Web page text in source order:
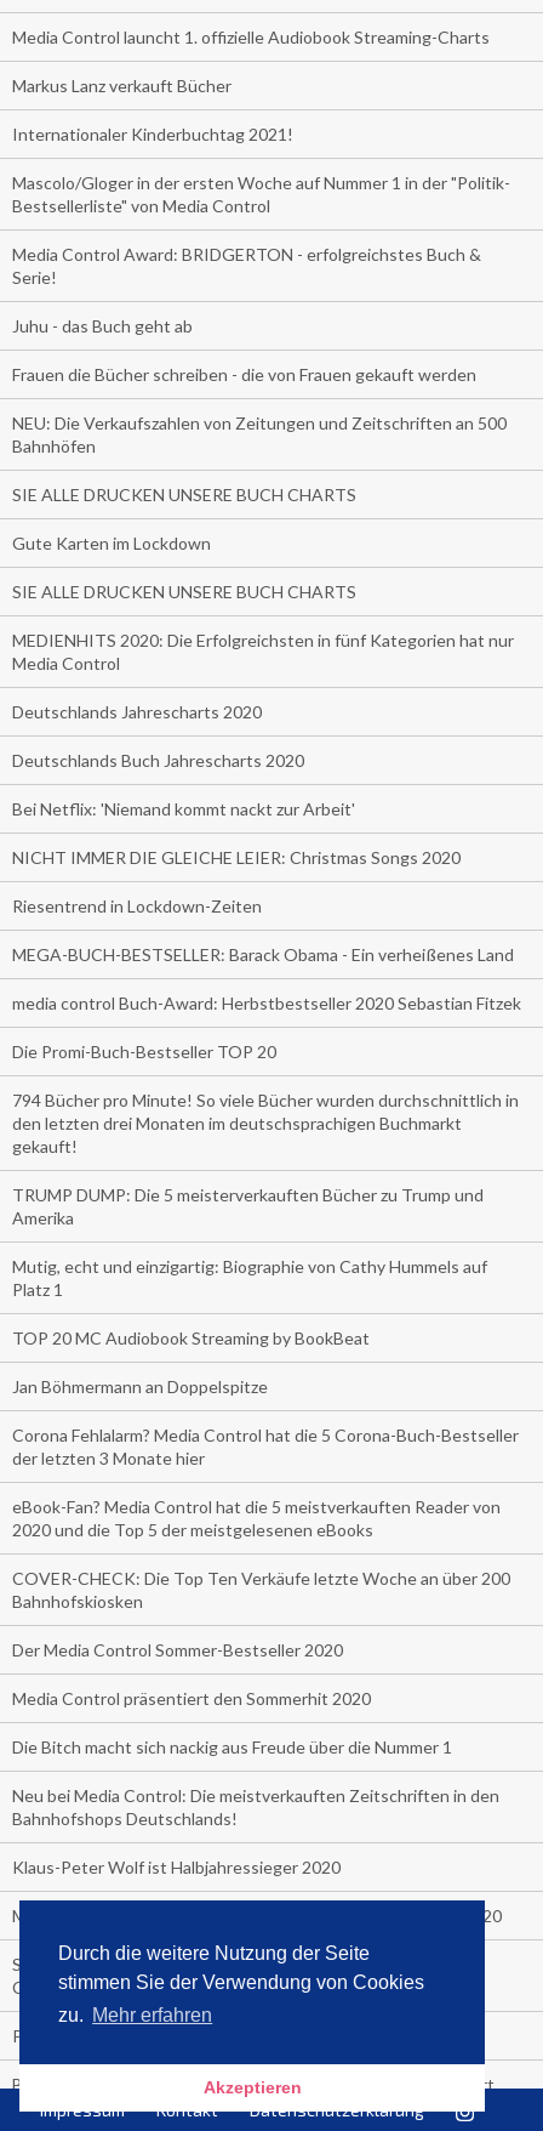
Durch die weitere Nutzung der Seite
stimmen Sie der Verwendung von Cookies
zu. Mehr erfahren
Akzeptieren
Media Control launcht 1. offizielle Audiobook Streaming-Charts
Markus Lanz verkauft Bücher
Internationaler Kinderbuchtag 2021!
Mascolo/Gloger in der ersten Woche auf Nummer 1 in der "Politik-
Bestsellerliste" von Media Control
Media Control Award: BRIDGERTON - erfolgreichstes Buch &
Serie!
Juhu - das Buch geht ab
Frauen die Bücher schreiben - die von Frauen gekauft werden
NEU: Die Verkaufszahlen von Zeitungen und Zeitschriften an 500
Bahnhöfen
SIE ALLE DRUCKEN UNSERE BUCH CHARTS
Gute Karten im Lockdown
SIE ALLE DRUCKEN UNSERE BUCH CHARTS
MEDIENHITS 2020: Die Erfolgreichsten in fünf Kategorien hat nur
Media Control
Deutschlands Jahrescharts 2020
Deutschlands Buch Jahrescharts 2020
Bei Netflix: 'Niemand kommt nackt zur Arbeit'
NICHT IMMER DIE GLEICHE LEIER: Christmas Songs 2020
Riesentrend in Lockdown-Zeiten
MEGA-BUCH-BESTSELLER: Barack Obama - Ein verheißenes Land
media control Buch-Award: Herbstbestseller 2020 Sebastian Fitzek
Die Promi-Buch-Bestseller TOP 20
794 Bücher pro Minute! So viele Bücher wurden durchschnittlich in
den letzten drei Monaten im deutschsprachigen Buchmarkt
gekauft!
TRUMP DUMP: Die 5 meisterverkauften Bücher zu Trump und
Amerika
Mutig, echt und einzigartig: Biographie von Cathy Hummels auf
Platz 1
TOP 20 MC Audiobook Streaming by BookBeat
Jan Böhmermann an Doppelspitze
Corona Fehlalarm? Media Control hat die 5 Corona-Buch-Bestseller
der letzten 3 Monate hier
eBook-Fan? Media Control hat die 5 meistverkauften Reader von
2020 und die Top 5 der meistgelesenen eBooks
COVER-CHECK: Die Top Ten Verkäufe letzte Woche an über 200
Bahnhofskiosken
Der Media Control Sommer-Bestseller 2020
Media Control präsentiert den Sommerhit 2020
Die Bitch macht sich nackig aus Freude über die Nummer 1
Neu bei Media Control: Die meistverkauften Zeitschriften in den
Bahnhofshops Deutschlands!
Klaus-Peter Wolf ist Halbjahressieger 2020
Media Control zeigt die Sieger des ersten Chart-Halbjahres 2020
Seyda Taygur's Kochbuch "Sissys Kitchen": Platz 1 bei Media
Control
Promibuecher, die gehen und die stehen.
BookBeat und Media Control starten Hörbuch-Streaming-Chart
Impressum Kontakt Datenschutzerklärung